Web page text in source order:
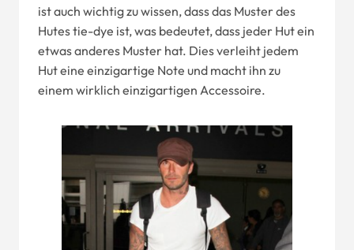
ist auch wichtig zu wissen, dass das Muster des
Hutes tie-dye ist, was bedeutet, dass jeder Hut ein
etwas anderes Muster hat. Dies verleiht jedem
Hut eine einzigartige Note und macht ihn zu
einem wirklich einzigartigen Accessoire.